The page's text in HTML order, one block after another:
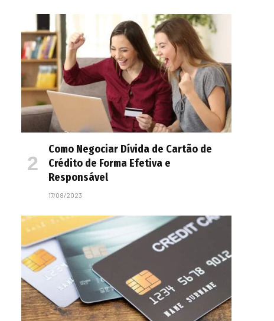
Como Negociar Dívida de Cartão de
Crédito de Forma Efetiva e
Responsável
17/08/2023